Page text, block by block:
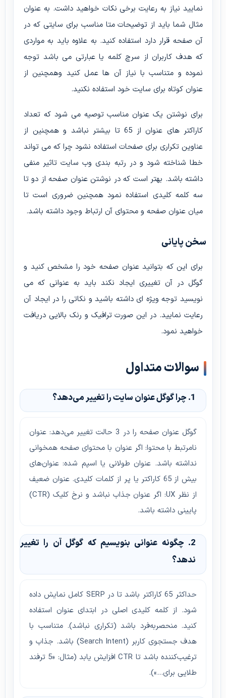
نمایید نیاز به رعایت برخی نکات خواهید داشت. به عنوان
مثال شما باید از توضیحات متا مناسب برای سایتی که در
آن صفحه قرار دارد استفاده کنید. به علاوه باید به مواردی
که هدف کاربران از سرچ کلمه یا عبارتی می باشد توجه
نموده و متناسب با نیاز آن ها عمل کنید وهمچنین از
عنوان کوتاه برای سایت خود استفاده نکنید.
برای نوشتن یک عنوان مناسب توصیه می شود که تعداد
کاراکتر های عنوان از 65 تا بیشتر نباشد و همچنین از
عناوین تکراری برای صفحات استفاده نشود چرا که می تواند
خطا شناخته شود و در رتبه بندی وب سایت تاثیر منفی
داشته باشد. بهتر است که در نوشتن عنوان صفحه از دو تا
سه کلمه کلیدی استفاده نمود همچنین ضروری است تا
میان عنوان صفحه و محتوای آن ارتباط وجود داشته باشد.
سخن پایانی
برای این که بتوانید عنوان صفحه خود را مشخص کنید و
گوگل در آن تغییری ایجاد نکند باید به عنوانی که می
نویسید توجه ویژه ای داشته باشید و نکاتی را در ایجاد آن
رعایت نمایید. در این صورت ترافیک و رنک بالایی دریافت
خواهید نمود.
سوالات متداول
1. چرا گوگل عنوان سایت را تغییر می‌دهد؟
گوگل عنوان صفحه را در 3 حالت تغییر می‌دهد: عنوان
نامرتبط با محتوا: اگر عنوان با محتوای صفحه همخوانی
نداشته باشد. عنوان طولانی یا اسپم شده: عنوان‌های
بیش از 65 کاراکتر یا پر از کلمات کلیدی. عنوان ضعیف
از نظر UX: اگر عنوان جذاب نباشد و نرخ کلیک (CTR)
پایینی داشته باشد.
2. چگونه عنوانی بنویسیم که گوگل آن را تغییر
ندهد؟
حداکثر 65 کاراکتر باشد تا در SERP کامل نمایش داده
شود. از کلمه کلیدی اصلی در ابتدای عنوان استفاده
کنید. منحصربه‌فرد باشد (تکراری نباشد). متناسب با
هدف جستجوی کاربر (Search Intent) باشد. جذاب و
ترغیب‌کننده باشد تا CTR افزایش یابد (مثال: «5 ترفند
طلایی برای...»).